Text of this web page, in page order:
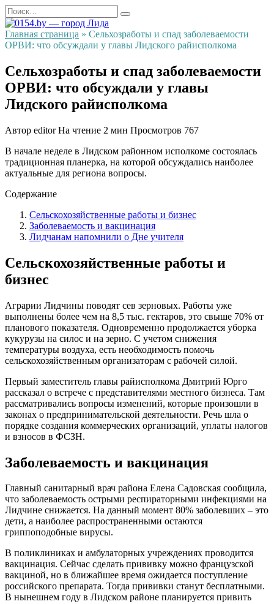
Перейти
к
содержанию
Search
for:
Главная страница » Сельхозработы и спад заболеваемости
ОРВИ: что обсуждали у главы Лидского райисполкома
Сельхозработы и спад заболеваемости
ОРВИ: что обсуждали у главы
Лидского райисполкома
Автор editor На чтение 2 мин Просмотров 767
В начале неделе в Лидском районном исполкоме состоялась
традиционная планерка, на которой обсуждались наиболее
актуальные для региона вопросы.
Содержание
Сельскохозяйственные работы и бизнес
Заболеваемость и вакцинация
Лидчанам напомнили о Дне учителя
Сельскохозяйственные работы и
бизнес
Аграрии Лидчины поводят сев зерновых. Работы уже
выполнены более чем на 8,5 тыс. гектаров, это свыше 70% от
планового показателя. Одновременно продолжается уборка
кукурузы на силос и на зерно. С учетом снижения
температуры воздуха, есть необходимость помочь
сельскохозяйственным организаторам с рабочей силой.
Первый заместитель главы райисполкома Дмитрий Юрго
рассказал о встрече с представителями местного бизнеса. Там
рассматривались вопросы изменений, которые произошли в
законах о предпринимательской деятельности. Речь шла о
порядке создания коммерческих организаций, уплаты налогов
и взносов в ФСЗН.
Заболеваемость и вакцинация
Главный санитарный врач района Елена Садовская сообщила,
что заболеваемость острыми респираторными инфекциями на
Лидчине снижается. На данный момент 80% заболевших – это
дети, а наиболее распространенными остаются
гриппоподобные вирусы.
В поликлиниках и амбулаторных учреждениях проводится
вакцинация. Сейчас сделать прививку можно французской
вакциной, но в ближайшее время ожидается поступление
российского препарата. Тогда прививки станут бесплатными.
В нынешнем году в Лидском районе планируется привить